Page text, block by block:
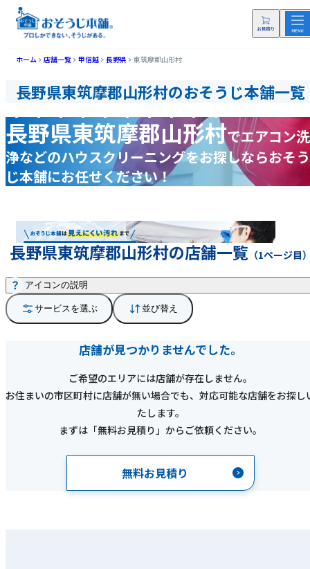
ホーム 店舗一覧 甲信越 長野県 東筑摩郡山形村
長野県東筑摩郡山形村のおそうじ本舗一覧
長野県東筑摩郡山形村でエアコン洗
浄などのハウスクリーニングをお探しならおそう
じ本舗にお任せください！
長野県東筑摩郡山形村の店舗一覧 （1ページ目
サービスを選ぶ 並び替え
アイコンの説明
店舗が見つかりませんでした。
ご希望のエリアには店舗が存在しません。
お住まいの市区町村に店舗が無い場合でも、対応可能な店舗をお探し
たします。
まずは「無料お見積り」からご依頼ください。
無料お見積り